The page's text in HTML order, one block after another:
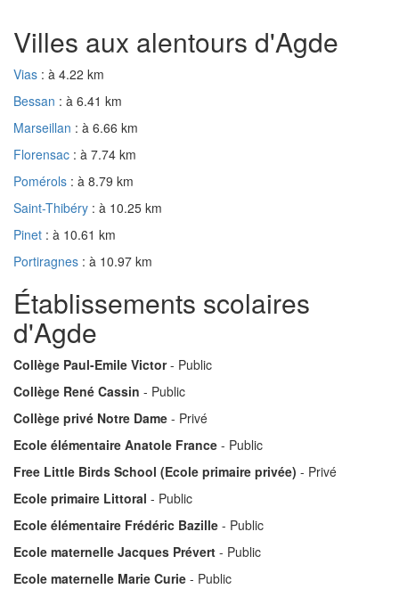
Villes aux alentours d'Agde
Vias : à 4.22 km
Bessan : à 6.41 km
Marseillan : à 6.66 km
Florensac : à 7.74 km
Pomérols : à 8.79 km
Saint-Thibéry : à 10.25 km
Pinet : à 10.61 km
Portiragnes : à 10.97 km
Établissements scolaires
d'Agde
Collège Paul-Emile Victor- Public
Collège René Cassin - Public
Collège privé Notre Dame - Privé
Ecole élémentaire Anatole France - Public
Free Little Birds School (Ecole primaire privée) - Privé
Ecole primaire Littoral - Public
Ecole élémentaire Frédéric Bazille - Public
Ecole maternelle Jacques Prévert - Public
Ecole maternelle Marie Curie - Public